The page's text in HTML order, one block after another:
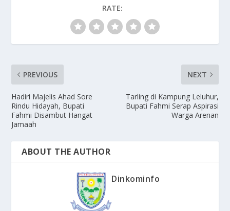
RATE:
PREVIOUS
Hadiri Majelis Ahad Sore
Rindu Hidayah, Bupati
Fahmi Disambut Hangat
Jamaah
NEXT
Tarling di Kampung Leluhur,
Bupati Fahmi Serap Aspirasi
Warga Arenan
ABOUT THE AUTHOR
Dinkominfo